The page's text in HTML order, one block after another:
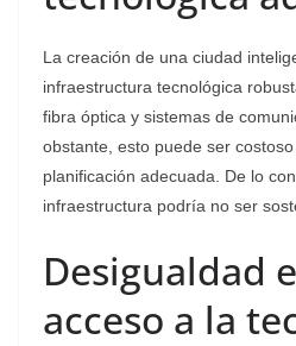
La creación de una ciudad
infraestructura tecnológica
fibra óptica y sistemas de
obstante, esto puede ser
planificación adecuada. De lo
infraestructura podría no ser
Desigualdad
acceso a la